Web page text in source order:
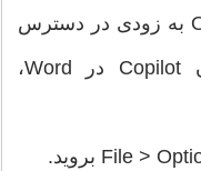
حذف آن در سایر برنامه‌های Office به زودی در دسترس
خواهد بود. برای غیرفعال کردن Copilot در Word،